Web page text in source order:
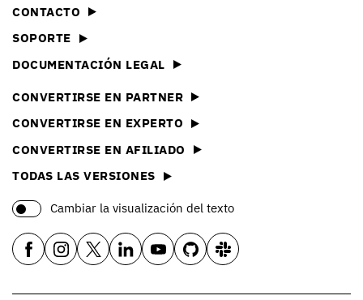
CONTACTO
SOPORTE
DOCUMENTACIÓN LEGAL
CONVERTIRSE EN PARTNER
CONVERTIRSE EN EXPERTO
CONVERTIRSE EN AFILIADO
TODAS LAS VERSIONES
Cambiar la visualización del texto